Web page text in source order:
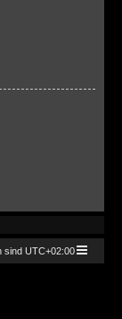
sind UTC+02:00